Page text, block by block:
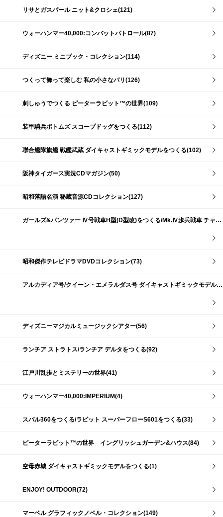
リサとガスパール ニット&クロシェ(121)
ウォーハンマー40,000:コンバットパトロール(87)
ディズニー ミニブック・コレクション(114)
つくって飾って楽しむ 私の小さなパリ(126)
刺しゅうでつくる ピーターラビット™の世界(109)
装甲騎兵ボトムズ スコープドッグをつくる(112)
聯合艦隊旗艦 戦艦武蔵 ダイキャストギミックモデルをつくる(102)
阪神タイガース実況CDマガジン(50)
昭和落語名演 秘蔵音源CDコレクション(127)
ガールズ&パンツァー Ⅳ号戦車H型(D型改)をつくる/Mk.Ⅳ歩兵戦車 チャーチルMk.Ⅶをつくる(191)
昭和傑作テレビドラマDVDコレクション(73)
アルカディア号/クイーン・エメラルダス号 ダイキャストギミックモデルをつくる(159)
ディズニーマジカルミュージックシアター(56)
ランチア ストラトス/ランチア デルタをつくる(92)
江戸川乱歩とミステリーの世界(41)
ウォーハンマー40,000:IMPERIUM(4)
スバル360をつくる/ラビット スーパーフローS601をつくる(33)
ピーターラビット™の世界 イングリッシュガーデン&ハウス(84)
空母赤城 ダイキャストギミックモデルをつくる(1)
ENJOY! OUTDOOR(72)
マーベル グラフィックノベル・コレクション(149)